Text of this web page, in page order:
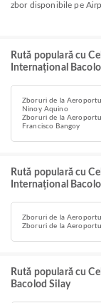
zbor disponibile pe
Rută populară cu
Internațional
Zboruri de la
Ninoy Aquino
Zboruri de la
Francisco Bangoy
Rută populară cu
Internațional
Zboruri de la
Zboruri de la
Rută populară cu
Bacolod Silay